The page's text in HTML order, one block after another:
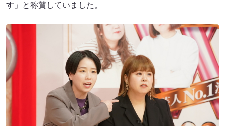
す」と称賛していました。